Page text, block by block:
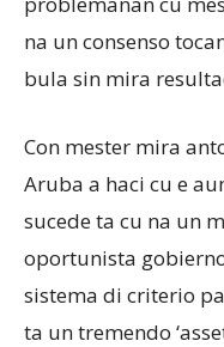
na un consenso
bula sin mira
Con mester mira
Aruba a haci cu e
sucede ta cu na un
oportunista
sistema di criterio
ta un tremendo